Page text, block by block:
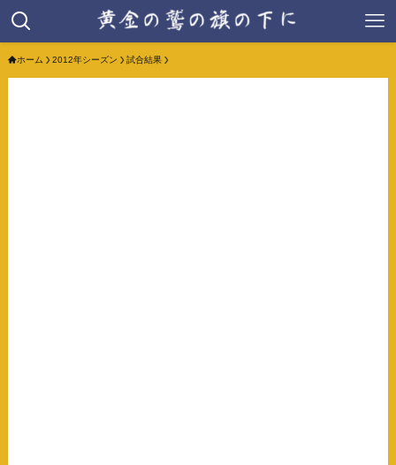
ホーム 2012年シーズン 試合結果